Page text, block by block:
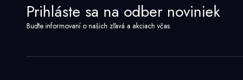
Prihláste sa na odber noviniek
Buďte informovaní o našich zľavá a akciach včas.